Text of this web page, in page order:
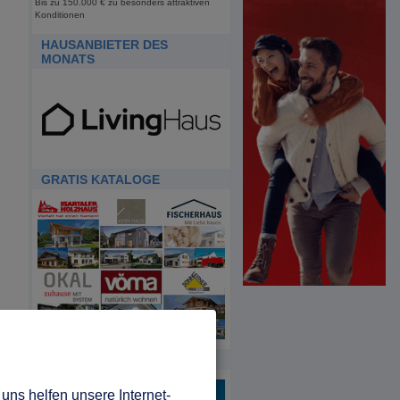
Konditionen
HAUSANBIETER DES
MONATS
GRATIS KATALOGE
helfen unsere Internet-